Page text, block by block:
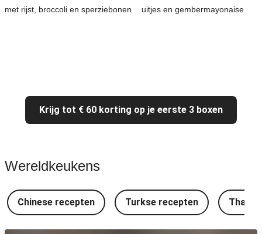
met rijst, broccoli en sperziebonen
uitjes en gembermayonaise
Krijg tot € 60 korting op je eerste 3 boxen
Wereldkeukens
Chinese recepten Turkse recepten Thaise